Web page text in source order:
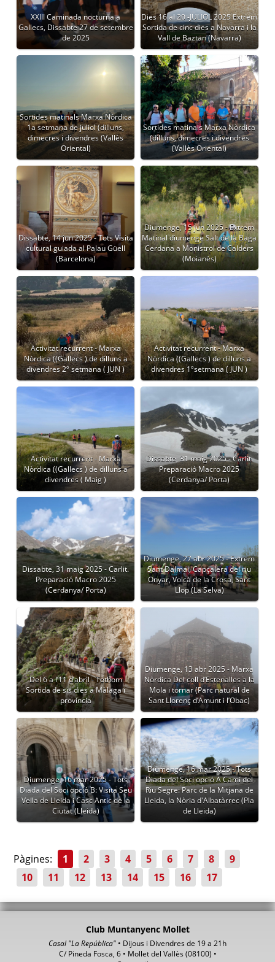
XXIII Caminada nocturna a
Gallecs, Dissabte 27 de setembre
de 2025
Dies 16 al 20 -JULIOL 2025 Extrem
Sortida de cinc dies a Navarra i la
Vall de Baztan (Navarra)
Sortides matinals Marxa Nòrdica
1a setmana de juliol (dilluns,
dimecres i divendres (Vallès
Oriental)
Sortides matinals Marxa Nòrdica
(dilluns, dimecres i divendres
(Vallès Oriental)
Dissabte, 14 jun 2025 - Tots Visita
cultural guiada al Palau Güell
(Barcelona)
Diumenge, 15 jun 2025 - Extrem
Matinal diumenge Salt de la Baga
Cerdana a Monistrol de Calders
(Moianès)
Activitat recurrent - Marxa
Nòrdica ((Gallecs ) de dilluns a
divendres 2º setmana ( JUN )
Activitat recurrent - Marxa
Nòrdica ((Gallecs ) de dilluns a
divendres 1ºsetmana ( JUN )
Activitat recurrent - Marxa
Nòrdica ((Gallecs ) de dilluns a
divendres ( Maig )
Dissabte, 31 maig 2025 - Carlit.
Preparació Macro 2025
(Cerdanya/ Porta)
Dissabte, 31 maig 2025 - Carlit.
Preparació Macro 2025
(Cerdanya/ Porta)
Diumenge, 27 abr 2025 - Extrem
Sant Dalmai, Capçalera del riu
Onyar, Volcà de la Crosa, Sant
Llop (La Selva)
Del 6 a l’11 d’abril - Tothom
Sortida de sis dies a Màlaga i
província
Diumenge, 13 abr 2025 - Marxa
Nòrdica Del coll d’Estenalles a la
Mola i tornar (Parc natural de
Sant Llorenç d’Amunt i l’Obac)
Diumenge, 16 mar 2025 - Tots
Diada del Soci opció B: Visita Seu
Vella de Lleida i Casc Antic de la
Ciutat (Lleida)
Diumenge, 16 mar 2025 - Tots
Diada del Soci opció A Camí del
Riu Segre: Parc de la Mitjana de
Lleida, la Nòria d'Albatàrrec (Pla
de Lleida)
Pàgines: 1 2 3 4 5 6 7 8
9
10
11 12 13 14 15 16 17
Club Muntanyenc Mollet
Casal "La República" • Dijous i Divendres de 19 a 21h
C/ Pineda Fosca, 6 • Mollet del Vallès (08100) •